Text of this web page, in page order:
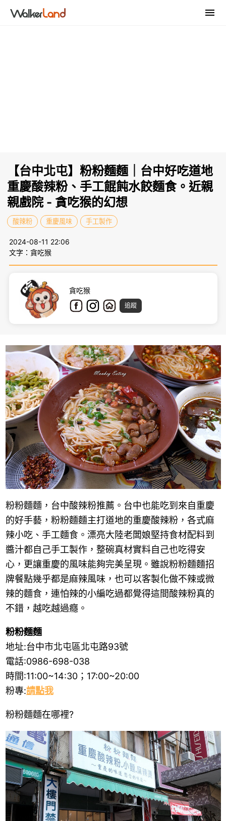
【台中北屯】粉粉麵麵｜台中好吃道地
重慶酸辣粉、手工餛飩水餃麵食。近親
親戲院 - 貪吃猴的幻想
酸辣粉 重慶風味 手工製作
2024-08-11 22:06
文字：貪吃猴
貪吃猴
追蹤
粉粉麵麵，台中酸辣粉推薦。台中也能吃到來自重慶
的好手藝，粉粉麵麵主打道地的重慶酸辣粉，各式麻
辣小吃、手工麵食。漂亮大陸老闆娘堅持食材配料到
醬汁都自己手工製作，整碗真材實料自己也吃得安
心，更讓重慶的風味能夠完美呈現。雖說粉粉麵麵招
牌餐點幾乎都是麻辣風味，也可以客製化做不辣或微
辣的麵食，連怕辣的小編吃過都覺得這間酸辣粉真的
不錯，越吃越過癮。
粉粉麵麵
地址:台中市北屯區北屯路93號
電話:0986-698-038
時間:11:00~14:30；17:00~20:00
粉專:請點我
粉粉麵麵在哪裡?